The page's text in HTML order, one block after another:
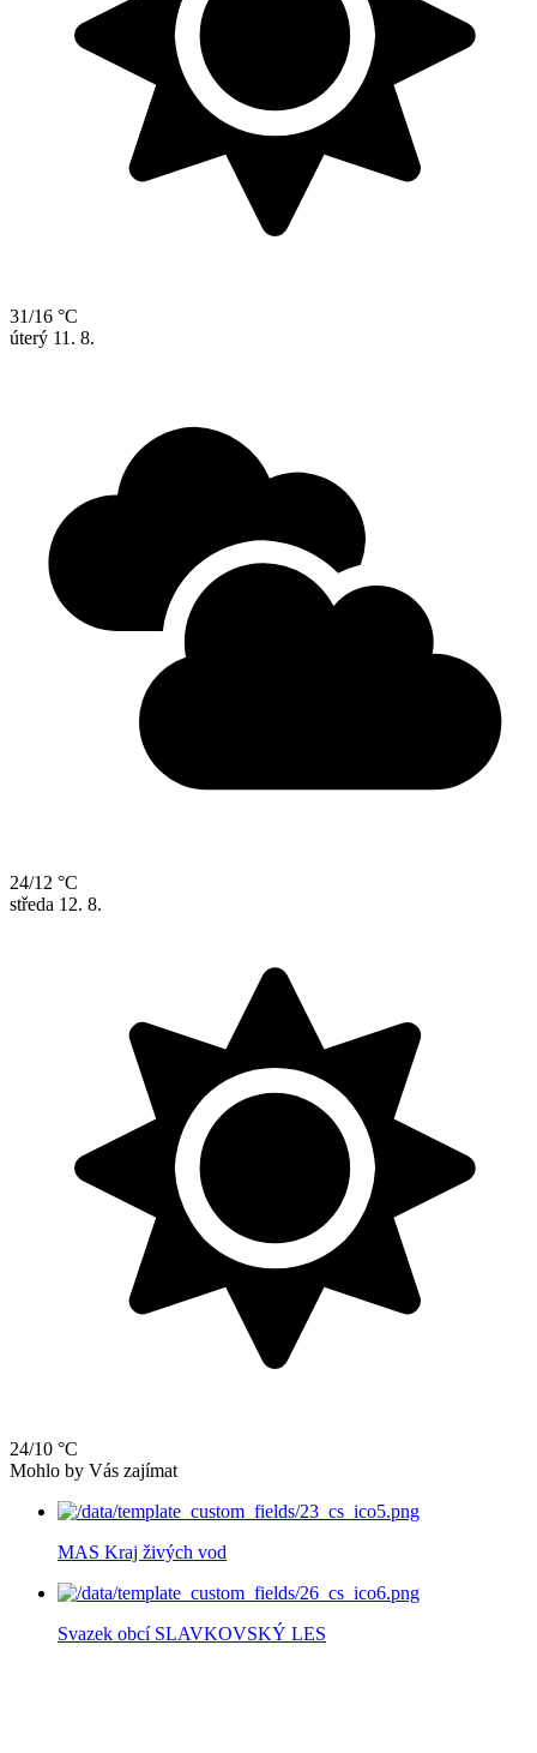
31/16 °C
úterý 11. 8.
24/12 °C
středa 12. 8.
24/10 °C
Mohlo by Vás zajímat
MAS Kraj živých vod
Svazek obcí SLAVKOVSKÝ LES